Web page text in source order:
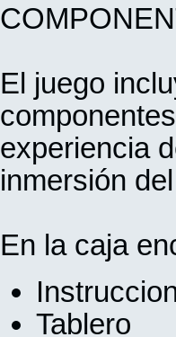
El juego
experiencia
inmersión
En la caja
Tablero